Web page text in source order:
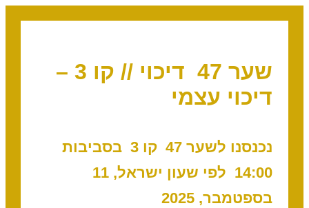
שער 47 דיכוי // קו 3 –
דיכוי עצמי
נכנסנו לשער 47 קו 3 בסביבות
14:00 לפי שעון ישראל, 11
בספטמבר, 2025